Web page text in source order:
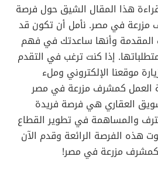
هذا المقال الشيق حول فرصة
مزرعة في مصر. نأمل أن تكون قد
المقدمة وأنها ساعدتك في فهم
إذا كنت ترغب في التقدم
موقعنا الإلكتروني وملء
العمل كمشرف مزرعة في مصر
العقاري هي فرصة فريدة
والمساهمة في تطوير القطاع
هذه الفرصة الرائعة وقدم الآن
مزرعة في مصر!